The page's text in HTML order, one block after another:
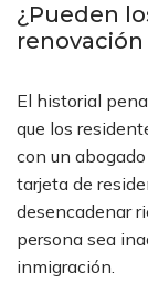
¿Pueden
El historial
que los
con un
tarjeta de
desencadenar
persona sea
inmigración.